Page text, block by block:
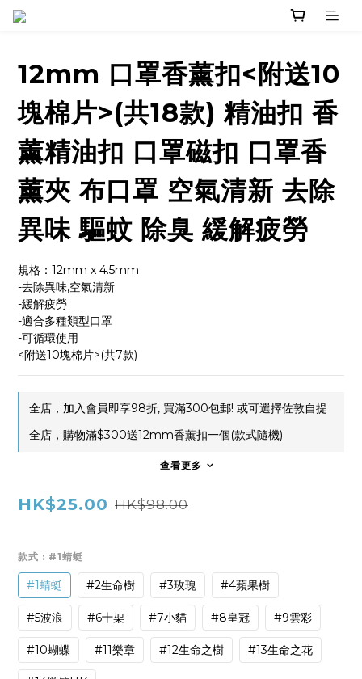
12mm 口罩香薰扣<附送10
塊棉片>(共18款) 精油扣 香
薰精油扣 口罩磁扣 口罩香
薰夾 布口罩 空氣清新 去除
異味 驅蚊 除臭 緩解疲勞
規格：12mm x 4.5mm
-去除異味,空氣清新
-緩解疲勞
-適合多種類型口罩
-可循環使用
<附送10塊棉片>(共7款)
全店，加入會員即享98折, 買滿300包郵! 或可選擇佐敦自提
全店，購物滿$300送12mm香薰扣一個(款式隨機)
查看更多
HK$25.00 HK$98.00
款式 : #1蜻蜓
#1蜻蜓 #2生命樹 #3玫瑰 #4蘋果樹
#5波浪 #6十架 #7小貓 #8皇冠 #9雲彩
#10蝴蝶 #11樂章 #12生命之樹 #13生命之花